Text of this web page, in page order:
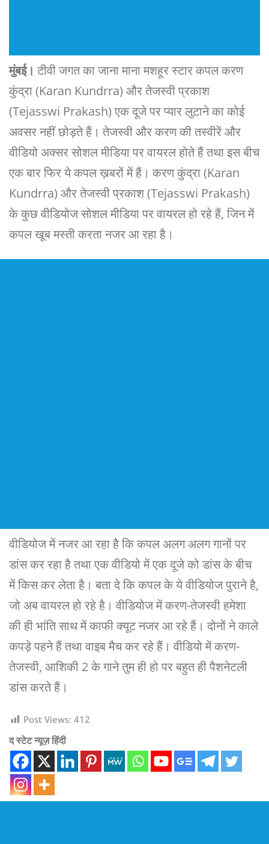
मुंबई। टीवी जगत का जाना माना मशहूर स्टार कपल करण
कुंद्रा (Karan Kundrra) और तेजस्वी प्रकाश
(Tejasswi Prakash) एक दूजे पर प्यार लुटाने का कोई
अवसर नहीं छोड़ते हैं। तेजस्वी और करण की तस्वीरें और
वीडियो अक्सर सोशल मीडिया पर वायरल होते हैं तथा इस बीच
एक बार फिर ये कपल ख़बरों में हैं। करण कुंद्रा (Karan
Kundrra) और तेजस्वी प्रकाश (Tejasswi Prakash)
के कुछ वीडियोज सोशल मीडिया पर वायरल हो रहे हैं, जिन में
कपल खूब मस्ती करता नजर आ रहा है।
वीडियोज में नजर आ रहा है कि कपल अलग अलग गानों पर
डांस कर रहा है तथा एक वीडियो में एक दूजे को डांस के बीच
में किस कर लेता है। बता दे कि कपल के ये वीडियोज पुराने है,
जो अब वायरल हो रहे है। वीडियोज में करण-तेजस्वी हमेशा
की ही भांति साथ में काफी क्यूट नजर आ रहे हैं। दोनों ने काले
कपड़े पहने हैं तथा वाइब मैच कर रहे हैं। वीडियो में करण-
तेजस्वी, आशिकी 2 के गाने तुम ही हो पर बहुत ही पैशनेटली
डांस करते हैं।
Post Views: 412
द स्टेट न्यूज़ हिंदी